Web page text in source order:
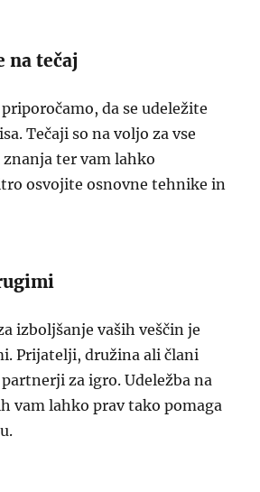
na tečaj
da se udeležite
Tečaji so na voljo za vse
ter vam lahko
osvojite osnovne tehnike in
izboljšanje vaših veščin je
Prijatelji, družina ali člani
za igro. Udeležba na
vam lahko prav tako pomaga